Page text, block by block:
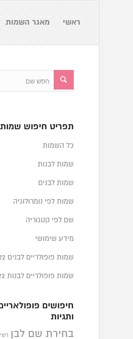
ראשי מאגר השמות
תפריט חיפוש שמות
כל השמות
שמות לבנות
שמות לבנים
שמות לפי נומרולוגיה
שם לפי קטגוריה
מידע שימושי
שמות פופולריים לבנים 2022
שמות פופולריים לבנות 2022
חיפושים
ותגיות
בחירת שם לבן